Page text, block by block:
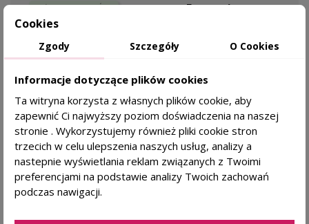
KAŻDY RODZAJ SKÓRY
Farmavita
42,99 zł 49,99 zł
DODAJ DO KOSZYKA
TRYCHOLOG POLECA BESTSELLER
BIONATURE Szampon na porost włosów
faktor wzrostu - 250ml
przerzedzenie włosów
Cookies
Zgody Szczegóły O Cookies
Informacje dotyczące plików cookies
Ta witryna korzysta z własnych plików cookie, aby
zapewnić Ci najwyższy poziom doświadczenia na naszej
stronie . Wykorzystujemy również pliki cookie stron
trzecich w celu ulepszenia naszych usług, analizy a
nastepnie wyświetlania reklam związanych z Twoimi
preferencjami na podstawie analizy Twoich zachowań
podczas nawigacji.